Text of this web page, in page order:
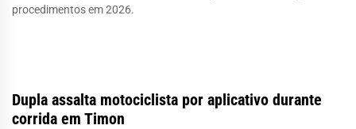
procedimentos em 2026.
Dupla assalta motociclista por aplicativo durante
corrida em Timon